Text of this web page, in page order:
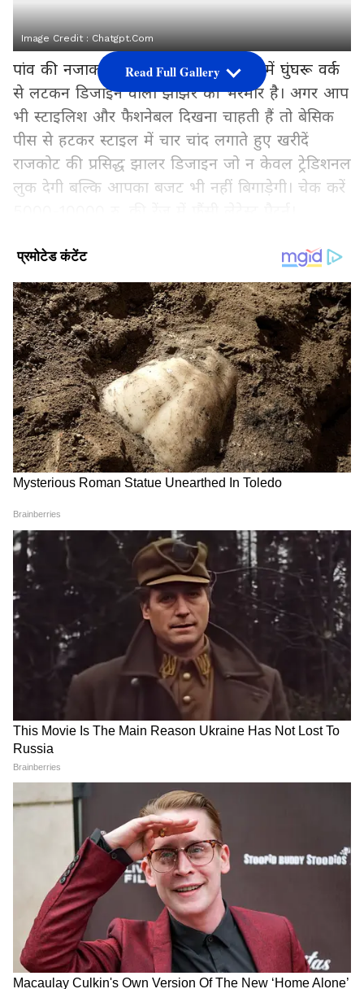
Image Credit :Chatgpt.com
पांव की नजाकत पायल से होती है। बाजार में घुंघरू वर्क
से लटकन डिजाइन वाली झांझर की भरमार है। अगर आप
भी स्टाइलिश और फैशनेबल दिखना चाहती हैं तो बेसिक
पीस से हटकर स्टाइल में चार चांद लगाते हुए खरीदें
राजकोट की प्रसिद्ध झालर डिजाइन जो न केवल ट्रेडिशनल
लुक देगी बल्कि आपका बजट भी नहीं बिगाड़ेगी। चेक करें
Add Asianetnews Hindi as a Preferred
2
4
Image Credit :Instagram
फैंसी झालर पायल डिजाइन
राजकोटी मीनाकारी वर्क पर फैंसी पायल हैं जो बारीक
लड़ियों और चौड़े पट्टे पर बनाई जाती है। एंकलेट के बीच-
बीच में दिल आकार की नक्काशी संग खूबसूरत मनकों का
काम और बूटी वर्क है, जिन पर लगे गुलाबी-सफेद रंग के
महीन नग सुंदरता बढ़ा रहे हैं। आप भी पैर को रॉयल लुक
देने के लिए इसे विकल्प बना सकती हैं।
ये भी पढ़ें- Cloud Earrings: बारिश में छा गए
क्लाउड इयररिंग, लटकन वर्क पर 6 डिजाइन
नग वाली झालर पायल
मॉडर्न वुमन के लिए राजकोटी झालर की यह स्लीक और
हल्की डिजाइन है, जिसे रोजाना पहनने के लिए विकल्प
बनाया जा सकता है। इसमें चांदी के बेस पर सिंगल बारीक
जालीदार चेन का काम है। जबकि किनारों पर लगे बारीक
झालर, लाल-हरे रंग के नग कमाल लगते हैं। आप सादगी
और सोबर लुक के लिए इसे चुनें।
Read Full Gallery